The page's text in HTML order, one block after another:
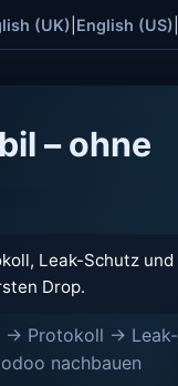
(UK) English (US)
– ohne
Leak-Schutz und
Drop.
→ Protokoll → Leak-
nachbauen